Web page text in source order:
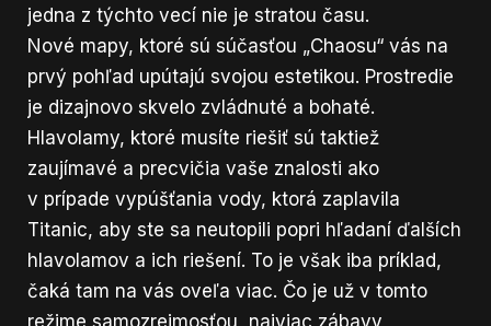
jedna z týchto vecí nie je stratou času.
Nové mapy, ktoré sú súčasťou „Chaosu“ vás na
prvý pohľad upútajú svojou estetikou. Prostredie
je dizajnovo skvelo zvládnuté a bohaté.
Hlavolamy, ktoré musíte riešiť sú taktiež
zaujímavé a precvičia vaše znalosti ako
v prípade vypúšťania vody, ktorá zaplavila
Titanic, aby ste sa neutopili popri hľadaní ďalších
hlavolamov a ich riešení. To je však iba príklad,
čaká tam na vás oveľa viac. Čo je už v tomto
režime samozrejmosťou, najviac zábavy